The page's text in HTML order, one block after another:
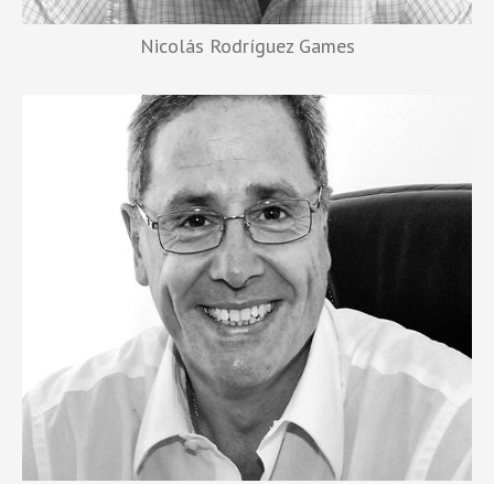
Nicolás Rodríguez Games